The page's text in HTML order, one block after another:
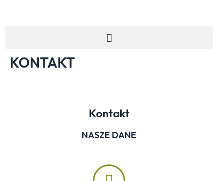
Menu
KONTAKT
Kontakt
NASZE DANE